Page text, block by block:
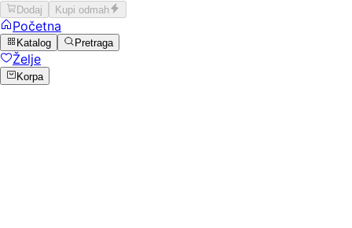
Dodaj Kupi odmah
Početna
Katalog Pretraga
Želje
Korpa